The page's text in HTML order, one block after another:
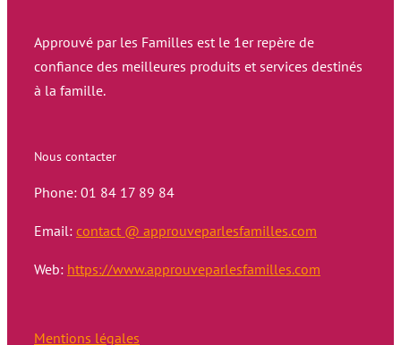
Approuvé par les Familles est le 1er repère de
confiance des meilleures produits et services destinés
à la famille.
Nous contacter
Phone: 01 84 17 89 84
Email: contact @ approuveparlesfamilles.com
Web: https://www.approuveparlesfamilles.com
Mentions légales